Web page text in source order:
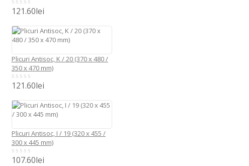
0
5
121.60lei
Plicuri Antisoc, K / 20 (370 x 480 /
350 x 470 mm)
0
5
121.60lei
Plicuri Antisoc, I / 19 (320 x 455 /
300 x 445 mm)
0107.60lei